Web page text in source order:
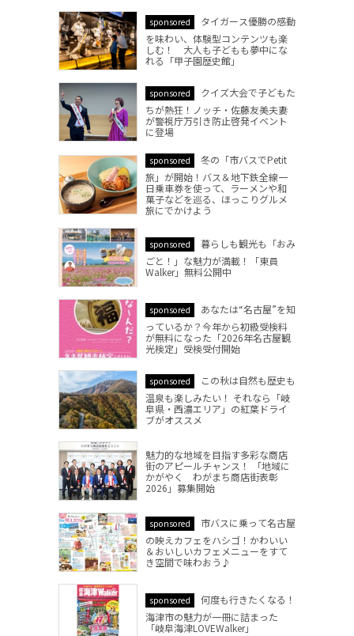
sponsored
タイガース優勝の感動
を味わい、体験型コンテンツも楽
しむ！ 大人も子どもも夢中にな
れる「甲子園歴史館」
sponsored
クイズ大会で子どもた
ちが熱狂！ノッチ・佐藤友美夫妻
が警視庁万引き防止啓発イベント
に登場
sponsored
冬の「市バスでPetit
旅」が開始！バス＆地下鉄全線一
日乗車券を使って、ラーメンや和
菓子などを巡る、ほっこりグルメ
旅にでかけよう
sponsored
暮らしも観光も「おみ
ごと！」な魅力が満載！「東員
Walker」無料公開中
sponsored
あなたは“名古屋”を知
っているか？今年から初級受検料
が無料になった「2026年名古屋観
光検定」受検受付開始
sponsored
この秋は自然も歴史も
温泉も楽しみたい！ それなら「岐
阜県・西濃エリア」の紅葉ドライ
ブがオススメ
魅力的な地域を目指す多彩な商店
街のアピールチャンス！ 「地域に
かがやく わがまち商店街表彰
2026」募集開始
sponsored
市バスに乗って名古屋
の映えカフェをハシゴ！かわいい
＆おいしいカフェメニューをすて
き空間で味わおう♪
sponsored
何度も行きたくなる！
海津市の魅力が一冊に詰まった
「岐阜海津LOVEWalker」